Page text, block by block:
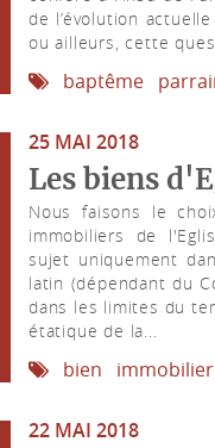
de l’évolution
ou ailleurs, cette
baptême
25 MAI 2018
Les biens
Nous faisons le
immobiliers de
sujet uniquement
latin (dépendant du
dans les limites du
étatique de la...
bien immobilier
22 MAI 2018